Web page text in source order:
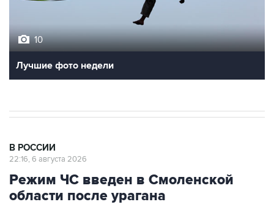
10
Лучшие фото недели
В РОССИИ
22:16, 6 августа 2026
Режим ЧС введен в Смоленской
области после урагана